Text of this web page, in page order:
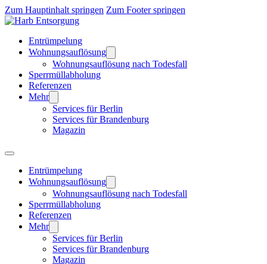
Zum Hauptinhalt springen Zum Footer springen
Entrümpelung
Wohnungsauflösung
Wohnungsauflösung nach Todesfall
Sperrmüllabholung
Referenzen
Mehr
Services für Berlin
Services für Brandenburg
Magazin
Entrümpelung
Wohnungsauflösung
Wohnungsauflösung nach Todesfall
Sperrmüllabholung
Referenzen
Mehr
Services für Berlin
Services für Brandenburg
Magazin